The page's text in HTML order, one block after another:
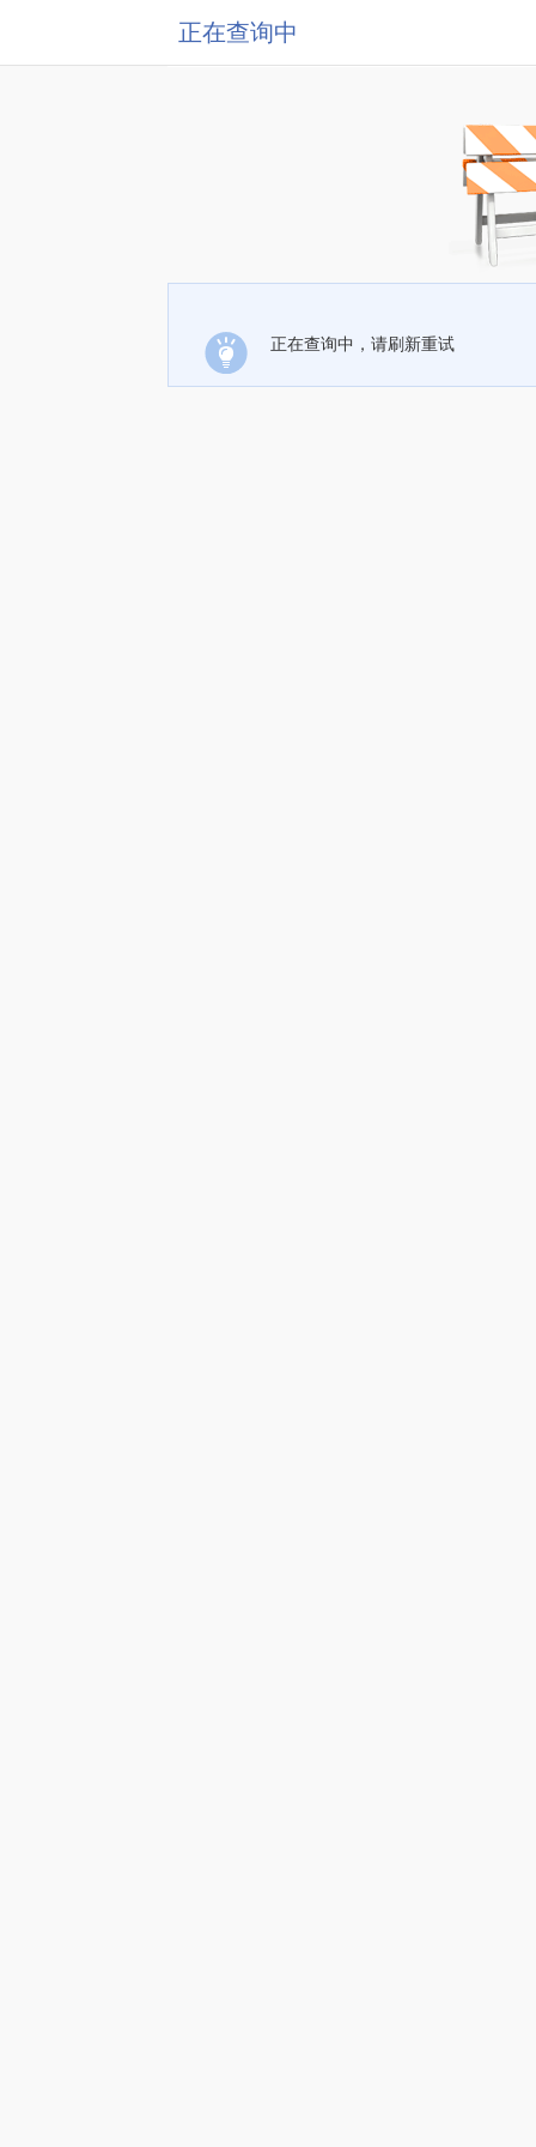
正在查询中
正在查询中，请刷新重试